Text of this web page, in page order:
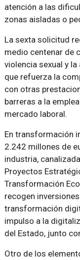
atención a las
zonas aisladas o
La sexta solicitud
medio centenar de
violencia sexual y
que refuerza la
con otras
barreras a la
mercado laboral.
En transformación
2.242 millones de
industria,
Proyectos
Transformación
recogen
transformación
impulso a la
del Estado, junto
Otro de los